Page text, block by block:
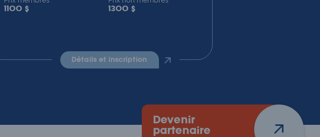
1100 $ 1300 $
détails et inscription
Devenir
partenaire